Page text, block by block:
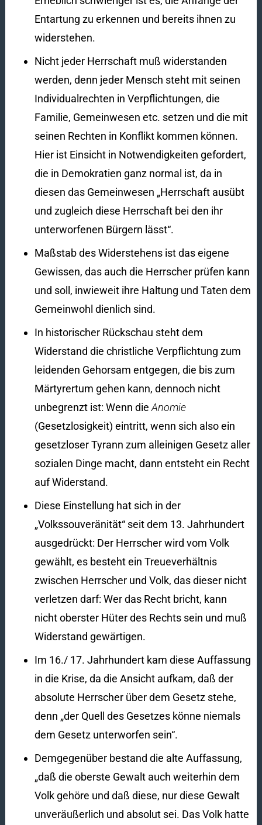
Entartung zu erkennen und bereits ihnen zu
widerstehen.
Nicht jeder Herrschaft muß widerstanden
werden, denn jeder Mensch steht mit seinen
Individualrechten in Verpflichtungen, die
Familie, Gemeinwesen etc. setzen und die mit
seinen Rechten in Konflikt kommen können.
Hier ist Einsicht in Notwendigkeiten gefordert,
die in Demokratien ganz normal ist, da in
diesen das Gemeinwesen „Herrschaft ausübt
und zugleich diese Herrschaft bei den ihr
unterworfenen Bürgern lässt“.
Maßstab des Widerstehens ist das eigene
Gewissen, das auch die Herrscher prüfen kann
und soll, inwieweit ihre Haltung und Taten dem
Gemeinwohl dienlich sind.
In historischer Rückschau steht dem
Widerstand die christliche Verpflichtung zum
leidenden Gehorsam entgegen, die bis zum
Märtyrertum gehen kann, dennoch nicht
unbegrenzt ist: Wenn die Anomie
(Gesetzlosigkeit) eintritt, wenn sich also ein
gesetzloser Tyrann zum alleinigen Gesetz aller
sozialen Dinge macht, dann entsteht ein Recht
auf Widerstand.
Diese Einstellung hat sich in der
„Volkssouveränität“ seit dem 13. Jahrhundert
ausgedrückt: Der Herrscher wird vom Volk
gewählt, es besteht ein Treueverhältnis
zwischen Herrscher und Volk, das dieser nicht
verletzen darf: Wer das Recht bricht, kann
nicht oberster Hüter des Rechts sein und muß
Widerstand gewärtigen.
Im 16./ 17. Jahrhundert kam diese Auffassung
in die Krise, da die Ansicht aufkam, daß der
absolute Herrscher über dem Gesetz stehe,
denn „der Quell des Gesetzes könne niemals
dem Gesetz unterworfen sein“.
Demgegenüber bestand die alte Auffassung,
„daß die oberste Gewalt auch weiterhin dem
Volk gehöre und daß diese, nur diese Gewalt
unveräußerlich und absolut sei. Das Volk hatte